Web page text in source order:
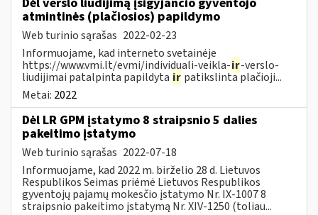
atmintinės (plačiosios) papildymo
Web turinio sąrašas 2022-02-23
Informuojame, kad interneto svetainėje
https://www.vmi.lt/evmi/individuali-veikla-ir-verslo-
liudijimai patalpinta papildyta ir patikslinta plačioji...
Metai: 2022
Dėl LR GPM įstatymo 8 straipsnio 5 dalies
pakeitimo įstatymo
Web turinio sąrašas 2022-07-18
Informuojame, kad 2022 m. birželio 28 d. Lietuvos
Respublikos Seimas priėmė Lietuvos Respublikos
gyventojų pajamų mokesčio įstatymo Nr. IX-1007 8
straipsnio pakeitimo įstatymą Nr. XIV-1250 (toliau...